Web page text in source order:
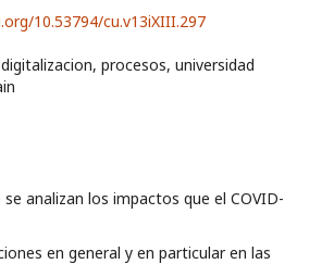
10.53794/cu.v13iXIII.297
digitalizacion, procesos, universidad
analizan los impactos que el COVID-
en general y en particular en las